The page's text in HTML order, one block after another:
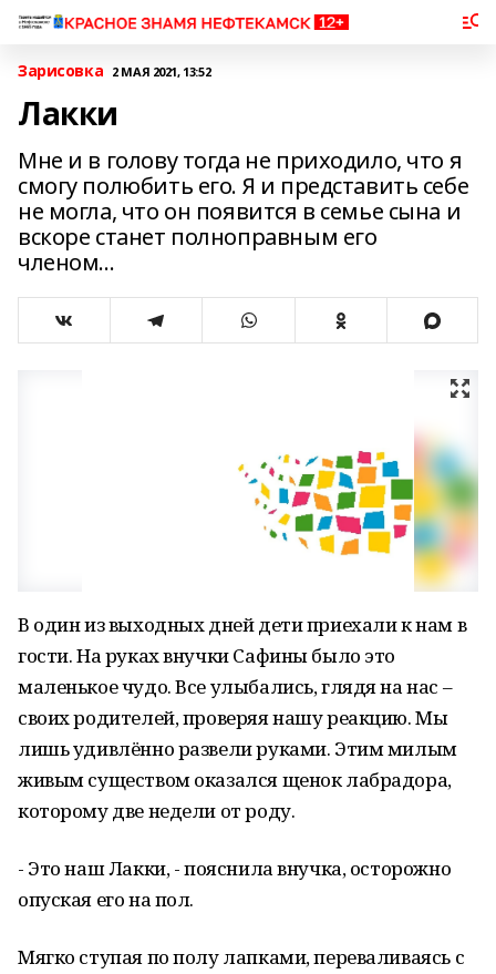
Зарисовка 2 МАЯ 2021, 13:52
Лакки
Мне и в голову тогда не приходило, что я
смогу полюбить его. Я и представить себе
не могла, что он появится в семье сына и
вскоре станет полноправным его
членом…
В один из выходных дней дети приехали к нам в
гости. На руках внучки Сафины было это
маленькое чудо. Все улыбались, глядя на нас –
своих родителей, проверяя нашу реакцию. Мы
лишь удивлённо развели руками. Этим милым
живым существом оказался щенок лабрадора,
которому две недели от роду.
- Это наш Лакки, - пояснила внучка, осторожно
опуская его на пол.
Мягко ступая по полу лапками, переваливаясь с